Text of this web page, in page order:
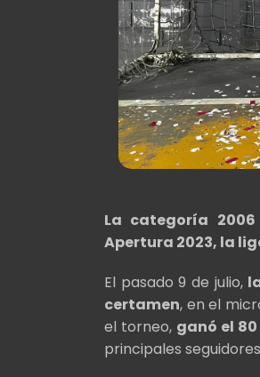
La categoría
Apertura 2023, la
El pasado 9 de julio,
certamen, en el
el torneo, ganó el
principales